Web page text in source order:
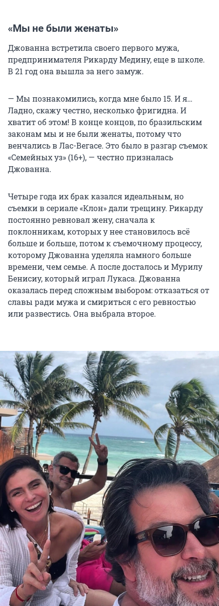
«Мы не были женаты»
Джованна встретила своего первого мужа,
предпринимателя Рикарду Медину, еще в школе.
В 21 год она вышла за него замуж.
— Мы познакомились, когда мне было 15. И я…
Ладно, скажу честно, несколько фригидна. И
хватит об этом! В конце концов, по бразильским
законам мы и не были женаты, потому что
венчались в Лас-Вегасе. Это было в разгар съемок
«Семейных уз» (16+), — честно призналась
Джованна.
Четыре года их брак казался идеальным, но
съемки в сериале «Клон» дали трещину. Рикарду
постоянно ревновал жену, сначала к
поклонникам, которых у нее становилось всё
больше и больше, потом к съемочному процессу,
которому Джованна уделяла намного больше
времени, чем семье. А после досталось и Мурилу
Бенисиу, который играл Лукаса. Джованна
оказалась перед сложным выбором: отказаться от
славы ради мужа и смириться с его ревностью
или развестись. Она выбрала второе.